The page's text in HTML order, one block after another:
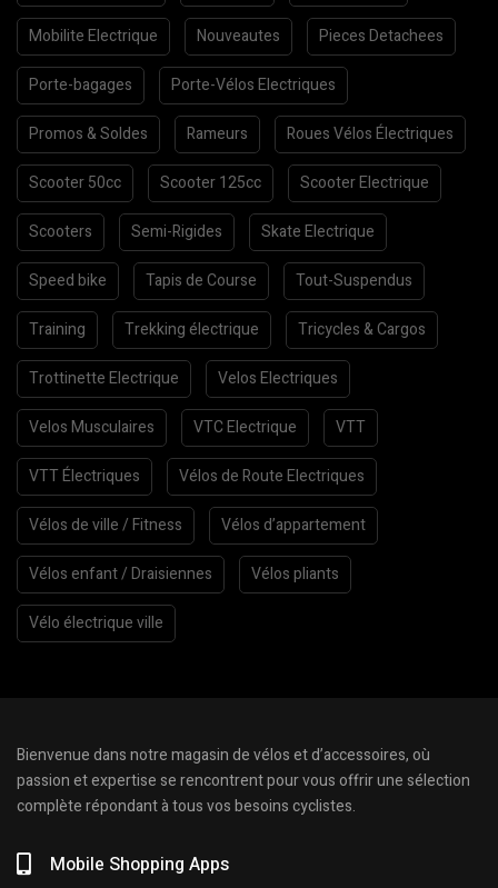
Mobilite Electrique Nouveautes Pieces Detachees
Porte-bagages Porte-Vélos Electriques
Promos & Soldes Rameurs Roues Vélos Électriques
Scooter 50cc Scooter 125cc Scooter Electrique
Scooters Semi-Rigides Skate Electrique
Speed bike Tapis de Course Tout-Suspendus
Training Trekking électrique Tricycles & Cargos
Trottinette Electrique Velos Electriques
Velos Musculaires VTC Electrique VTT
VTT Électriques Vélos de Route Electriques
Vélos de ville / Fitness Vélos d’appartement
Vélos enfant / Draisiennes Vélos pliants
Vélo électrique ville
Bienvenue dans notre magasin de vélos et d’accessoires, où
passion et expertise se rencontrent pour vous offrir une sélection
complète répondant à tous vos besoins cyclistes.
Mobile Shopping Apps